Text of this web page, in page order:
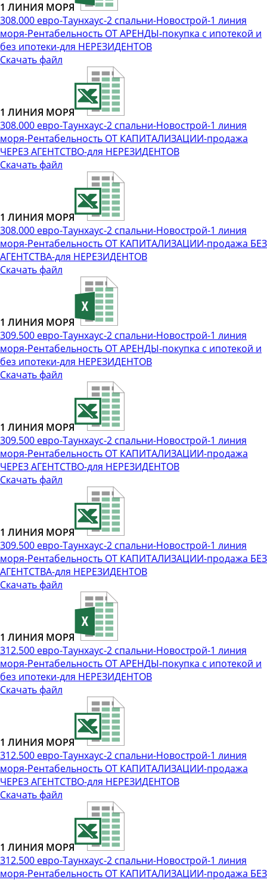
1 ЛИНИЯ МОРЯ
308.000 евро-Таунхаус-2 спальни-Новострой-1 линия
моря-Рентабельность ОТ АРЕНДЫ-покупка с ипотекой и
без ипотеки-для НЕРЕЗИДЕНТОВ
Скачать файл
1 ЛИНИЯ МОРЯ
308.000 евро-Таунхаус-2 спальни-Новострой-1 линия
моря-Рентабельность ОТ КАПИТАЛИЗАЦИИ-продажа
ЧЕРЕЗ АГЕНТСТВО-для НЕРЕЗИДЕНТОВ
Скачать файл
1 ЛИНИЯ МОРЯ
308.000 евро-Таунхаус-2 спальни-Новострой-1 линия
моря-Рентабельность ОТ КАПИТАЛИЗАЦИИ-продажа БЕЗ
АГЕНТСТВА-для НЕРЕЗИДЕНТОВ
Скачать файл
1 ЛИНИЯ МОРЯ
309.500 евро-Таунхаус-2 спальни-Новострой-1 линия
моря-Рентабельность ОТ АРЕНДЫ-покупка с ипотекой и
без ипотеки-для НЕРЕЗИДЕНТОВ
Скачать файл
1 ЛИНИЯ МОРЯ
309.500 евро-Таунхаус-2 спальни-Новострой-1 линия
моря-Рентабельность ОТ КАПИТАЛИЗАЦИИ-продажа
ЧЕРЕЗ АГЕНТСТВО-для НЕРЕЗИДЕНТОВ
Скачать файл
1 ЛИНИЯ МОРЯ
309.500 евро-Таунхаус-2 спальни-Новострой-1 линия
моря-Рентабельность ОТ КАПИТАЛИЗАЦИИ-продажа БЕЗ
АГЕНТСТВА-для НЕРЕЗИДЕНТОВ
Скачать файл
1 ЛИНИЯ МОРЯ
312.500 евро-Таунхаус-2 спальни-Новострой-1 линия
моря-Рентабельность ОТ АРЕНДЫ-покупка с ипотекой и
без ипотеки-для НЕРЕЗИДЕНТОВ
Скачать файл
1 ЛИНИЯ МОРЯ
312.500 евро-Таунхаус-2 спальни-Новострой-1 линия
моря-Рентабельность ОТ КАПИТАЛИЗАЦИИ-продажа
ЧЕРЕЗ АГЕНТСТВО-для НЕРЕЗИДЕНТОВ
Скачать файл
1 ЛИНИЯ МОРЯ
312.500 евро-Таунхаус-2 спальни-Новострой-1 линия
моря-Рентабельность ОТ КАПИТАЛИЗАЦИИ-продажа БЕЗ